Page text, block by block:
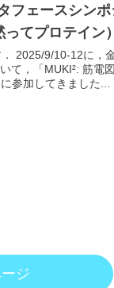
フェースシン
ってプロテイン）
2025/9/10-12に，
て，「MUKI²: 筋電
参加してきました...
ジ